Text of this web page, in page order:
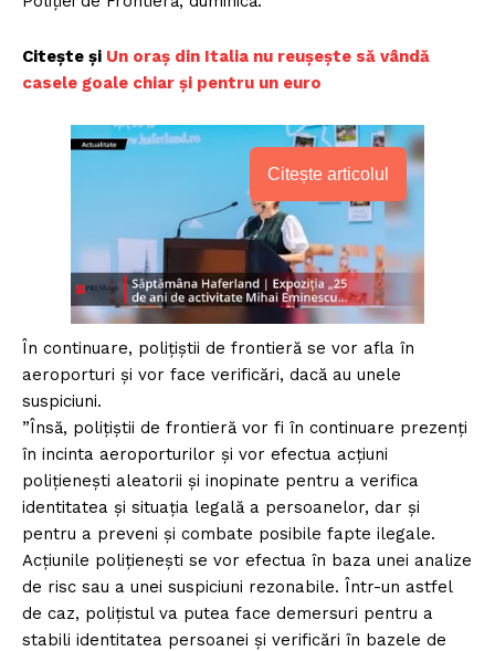
Citește și Un oraș din Italia nu reușește să vândă
casele goale chiar și pentru un euro
Citește articolul
În continuare, poliţiştii de frontieră se vor afla în
aeroporturi şi vor face verificări, dacă au unele
suspiciuni.
”Însă, poliţiştii de frontieră vor fi în continuare prezenţi
în incinta aeroporturilor şi vor efectua acţiuni
poliţieneşti aleatorii şi inopinate pentru a verifica
identitatea şi situaţia legală a persoanelor, dar şi
pentru a preveni şi combate posibile fapte ilegale.
Acţiunile poliţieneşti se vor efectua în baza unei analize
de risc sau a unei suspiciuni rezonabile. Într-un astfel
de caz, poliţistul va putea face demersuri pentru a
stabili identitatea persoanei şi verificări în bazele de